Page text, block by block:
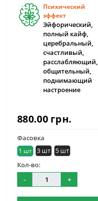
Психический
эффект
Эйфорический,
полный кайф,
церебральный,
счастливый,
расслабляющий,
общительный,
поднимающий
настроение
880.00 грн.
Фасовка
1 шт 3 шт
5 шт
Кол-во:
-
+